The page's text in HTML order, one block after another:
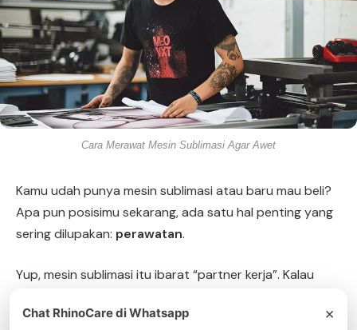
Cara Merawat Mesin Sublimasi Agar Awet
Kamu udah punya mesin sublimasi atau baru mau beli?
Apa pun posisimu sekarang, ada satu hal penting yang
sering dilupakan: perawatan.
Yup, mesin sublimasi itu ibarat “partner kerja”. Kalau
menguntungkan banget—bahkan sampai 5 tahun lebih.
Chat RhinoCare di Whatsapp ×